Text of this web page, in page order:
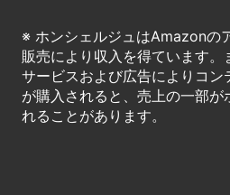
※ ホンシェルジュはAmazonの
販売により収入を得ています。
サービスおよび広告によりコン
が購入されると、売上の一部が
れることがあります。